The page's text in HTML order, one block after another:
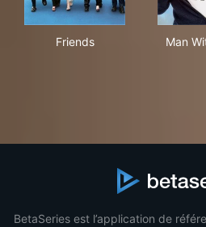
Friends Man
BetaSeries est l’application de